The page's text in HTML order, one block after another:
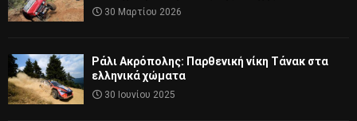
30 Μαρτίου 2026
Ράλι Ακρόπολης: Παρθενική νίκη Τάνακ στα
ελληνικά χώματα
30 Ιουνίου 2025